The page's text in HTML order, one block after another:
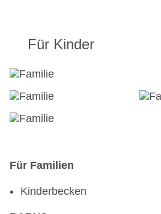
Für Kinder
Für Familien
Kinderbecken